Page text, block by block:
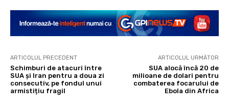
ARTICOLUL PRECEDENT
Schimburi de atacuri între
SUA și Iran pentru a doua zi
consecutiv, pe fondul unui
armistițiu fragil
ARTICOLUL URMĂTOR
SUA alocă încă 20 de
milioane de dolari pentru
combaterea focarului de
Ebola din Africa